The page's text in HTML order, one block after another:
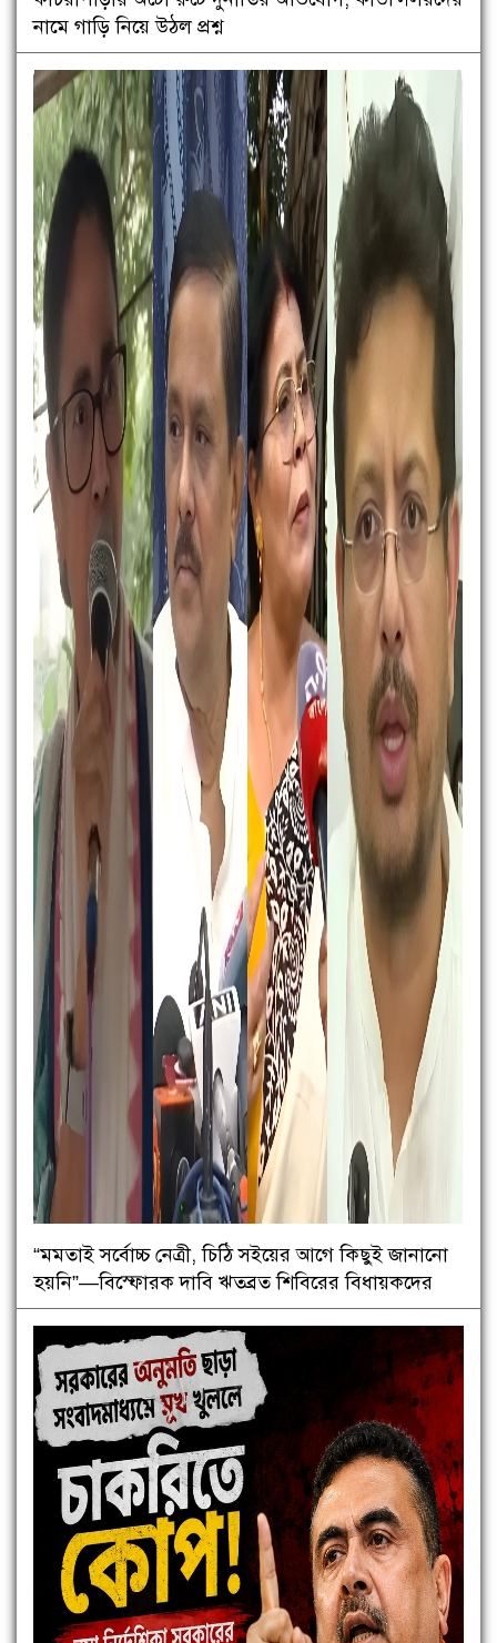
নামে গাড়ি নিয়ে উঠল প্রশ্ন
“মমতাই সর্বোচ্চ নেত্রী, চিঠি সইয়ের আগে কিছুই জানানো
হয়নি”—বিস্ফোরক দাবি ঋতব্রত শিবিরের বিধায়কদের